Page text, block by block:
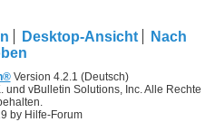
Desktop-Ansicht
Nach
Version 4.2.1 (Deutsch)
vBulletin Solutions, Inc. Alle Rechte
by Hilfe-Forum